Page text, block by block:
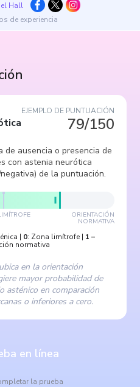
Hall
de experiencia
EJEMPLO DE PUNTUACIÓN
79/150
de ausencia o presencia de
con astenia neurótica
de la puntuación.
ORIENTACIÓN
NORMATIVA
| 0: Zona limítrofe | 1 –
normativa
en la orientación
mayor probabilidad de
asténico en comparación
o inferiores a cero.
en línea
la prueba